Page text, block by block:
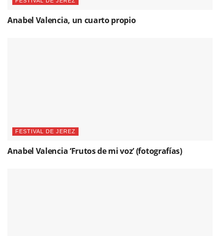
Anabel Valencia, un cuarto propio
FESTIVAL DE JEREZ
Anabel Valencia ‘Frutos de mi voz’ (fotografías)